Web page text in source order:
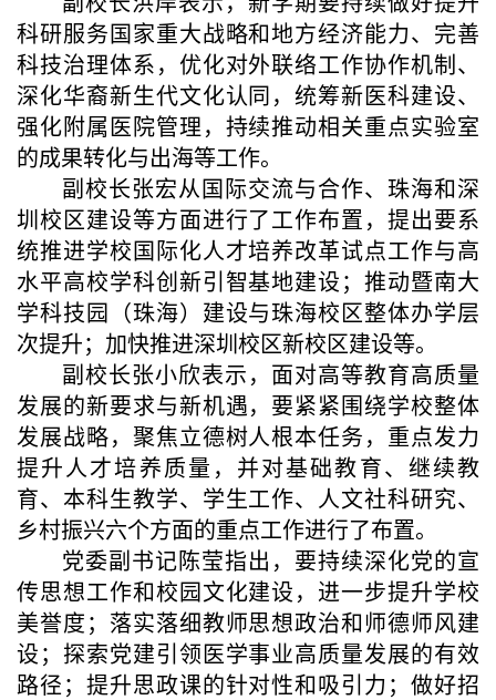
科研服务国家重大战略和地方经济能力、完善
科技治理体系，优化对外联络工作协作机制、
深化华裔新生代文化认同，统筹新医科建设、
强化附属医院管理，持续推动相关重点实验室
的成果转化与出海等工作。
副校长张宏从国际交流与合作、珠海和深
圳校区建设等方面进行了工作布置，提出要系
统推进学校国际化人才培养改革试点工作与高
水平高校学科创新引智基地建设；推动暨南大
学科技园（珠海）建设与珠海校区整体办学层
次提升；加快推进深圳校区新校区建设等。
副校长张小欣表示，面对高等教育高质量
发展的新要求与新机遇，要紧紧围绕学校整体
发展战略，聚焦立德树人根本任务，重点发力
提升人才培养质量，并对基础教育、继续教
育、本科生教学、学生工作、人文社科研究、
乡村振兴六个方面的重点工作进行了布置。
党委副书记陈莹指出，要持续深化党的宣
传思想工作和校园文化建设，进一步提升学校
美誉度；落实落细教师思想政治和师德师风建
设；探索党建引领医学事业高质量发展的有效
路径；提升思政课的针对性和吸引力；做好招